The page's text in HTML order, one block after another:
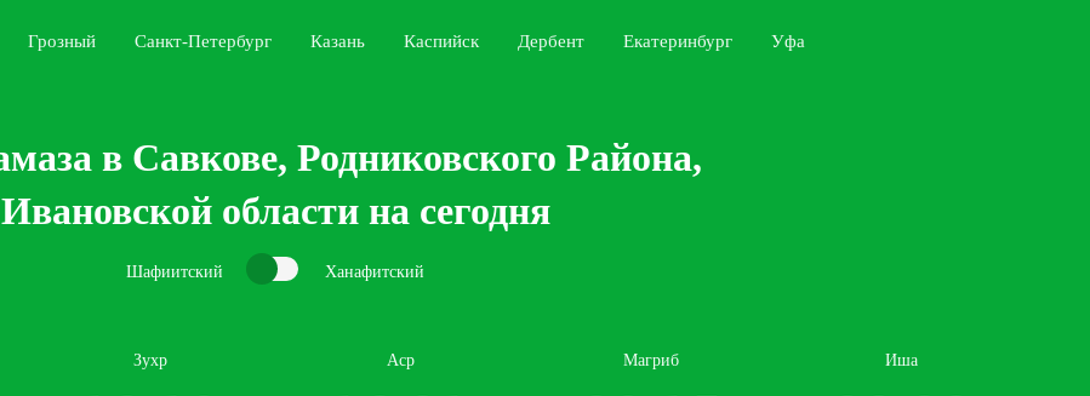
Грозный Санкт-Петербург Казань Каспийск Дербент Екатеринбург Уфа
в Савкове, Родниковского Района,
Ивановской области на сегодня
Шафиитский Ханафитский
Зухр Аср Магриб Иша